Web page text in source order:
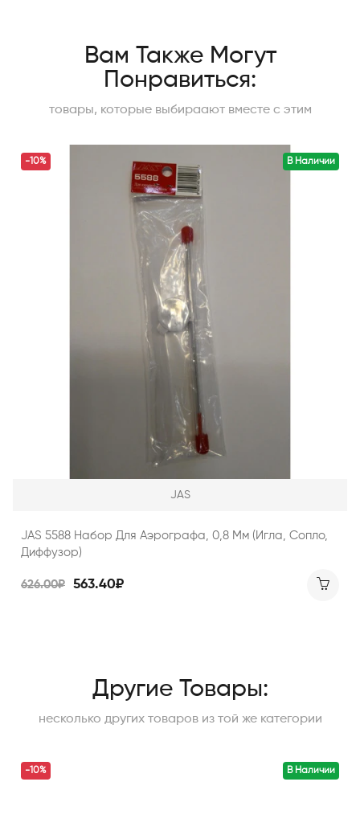
Вам Также Могут
Понравиться:
товары, которые выбираают вместе с этим
В Наличии
-10%
JAS
JAS 5588 Набор Для Аэрографа, 0,8 Мм (игла, Сопло,
Диффузор)
626.00₽ 563.40₽
Другие Товары:
несколько других товаров из той же категории
В Наличии
-10%